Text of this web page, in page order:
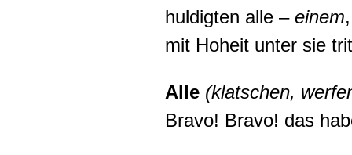
huldigten alle – einem
mit Hoheit unter sie
Alle (klatschen,
Bravo! Bravo! das